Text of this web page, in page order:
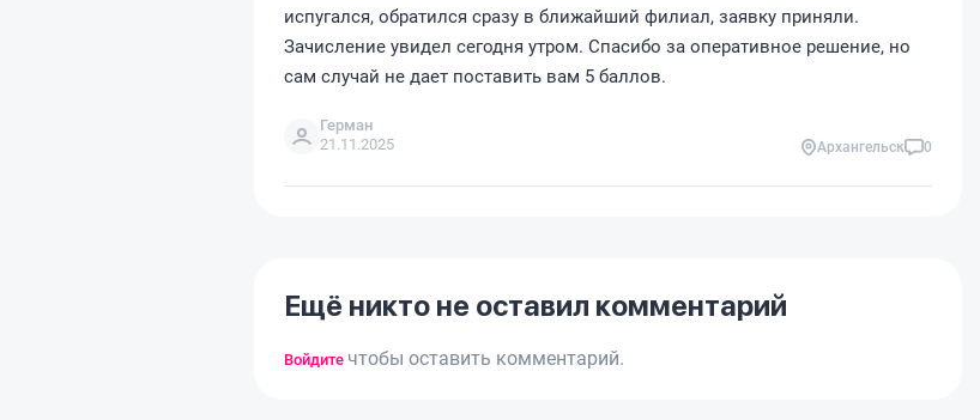
испугался, обратился сразу в ближайший филиал, заявку приняли.
Зачисление увидел сегодня утром. Спасибо за оперативное решение, но
сам случай не дает поставить вам 5 баллов.
Герман
21.11.2025
Архангельск 0
Ещё никто не оставил комментарий
Войдите чтобы оставить комментарий.